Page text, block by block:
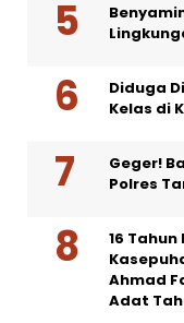
Diduga
Kelas di
Geger!
Polres
16
Ahmad
Adat